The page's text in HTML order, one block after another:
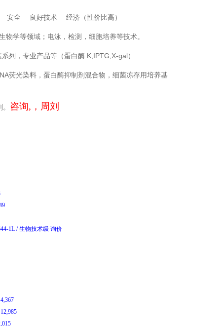
全 良好技术 经济（性价比高）
学等领域；电泳，检测，细胞培养等技术。
列，专业产品等（蛋白酶 K,IPTG,X-gal）
荧光染料，蛋白酶抑制剂混合物，细菌冻存用培养基
咨询,，周刘
1L / 生物技术级 询价
4,367
12,985